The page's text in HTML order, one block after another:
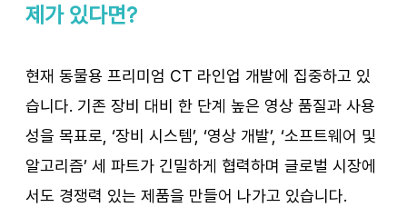
제가 있다면?
현재 동물용 프리미엄 CT 라인업 개발에 집중하고 있
습니다. 기존 장비 대비 한 단계 높은 영상 품질과 사용
성을 목표로, ‘장비 시스템’, ‘영상 개발’, ‘소프트웨어 및
알고리즘’ 세 파트가 긴밀하게 협력하며 글로벌 시장에
서도 경쟁력 있는 제품을 만들어 나가고 있습니다.